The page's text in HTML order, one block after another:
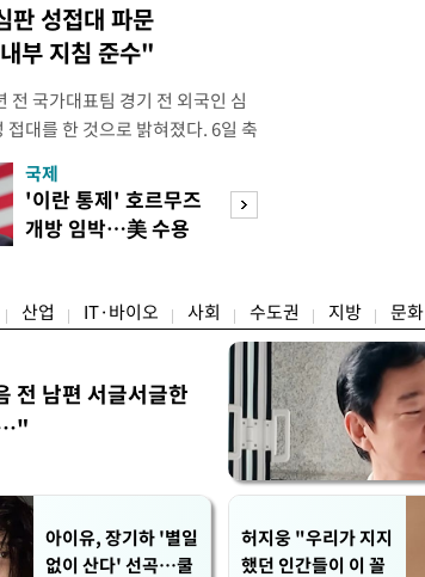
성접대 파문
부 지침 준수"
전 국가대표팀 경기 전 외국인 심
접대를 한 것으로 밝혀졌다. 6일 축
의원실은 축구협회가 2011~2012
성 접대한 사실을 확인했다. 당시
감독관 등 10여 명에게 한 번에
만원이 넘는 돈을 성
국제
'이란 통제' 호르무즈
개방 임박…美 수용
산업 IT·바이오 사회 수도권 지방 문화
전 남편 서글서글한
…"
아이유, 장기하 '별일
없이 산다' 선곡…쿨
허지웅 "우리가 지지
했던 인간들이 이 꼴